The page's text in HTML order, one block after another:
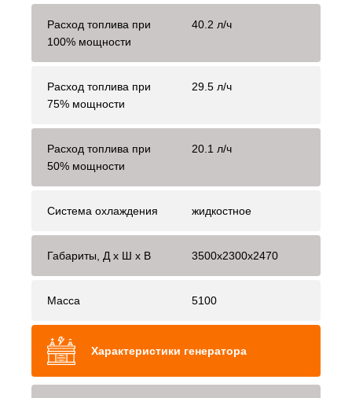
Расход топлива при
100% мощности
40.2 л/ч
Расход топлива при
75% мощности
29.5 л/ч
Расход топлива при
50% мощности
20.1 л/ч
Система охлаждения жидкостное
Габариты, Д x Ш x В 3500x2300x2470
Масса 5100
Характеристики генератора